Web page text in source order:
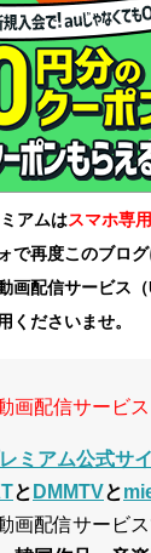
アムはスマホ専用
で再度このブロ
画配信サービス（
くださいませ。
画配信サービス
ミアム公式サ
と DMMTVと
画配信サービス